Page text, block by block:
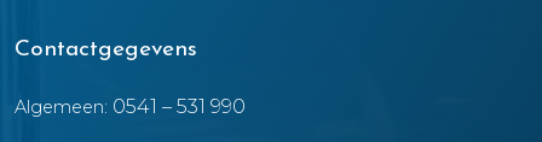
Contactgegevens
Algemeen: 0541 – 531 990